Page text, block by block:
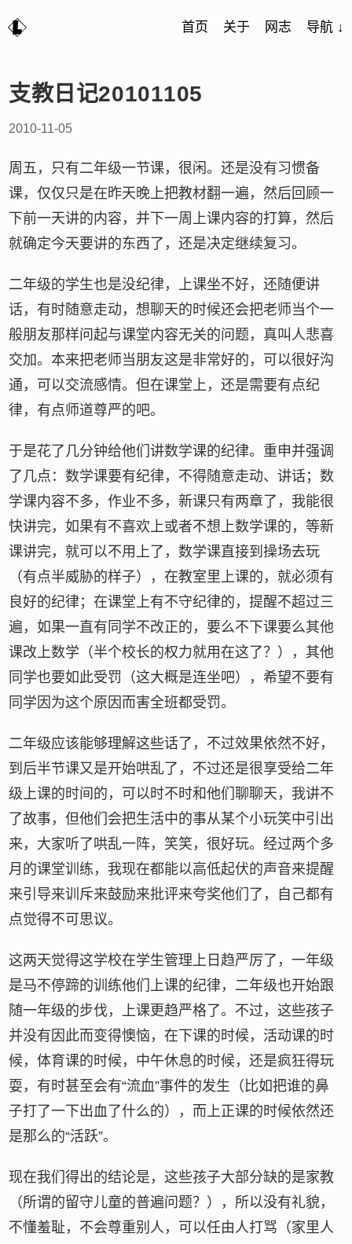
首页 关于 网志 导航 ↓
支教日记20101105
2010-11-05
周五，只有二年级一节课，很闲。还是没有习惯备
课，仅仅只是在昨天晚上把教材翻一遍，然后回顾一
下前一天讲的内容，并下一周上课内容的打算，然后
就确定今天要讲的东西了，还是决定继续复习。
二年级的学生也是没纪律，上课坐不好，还随便讲
话，有时随意走动，想聊天的时候还会把老师当个一
般朋友那样问起与课堂内容无关的问题，真叫人悲喜
交加。本来把老师当朋友这是非常好的，可以很好沟
通，可以交流感情。但在课堂上，还是需要有点纪
律，有点师道尊严的吧。
于是花了几分钟给他们讲数学课的纪律。重申并强调
了几点：数学课要有纪律，不得随意走动、讲话；数
学课内容不多，作业不多，新课只有两章了，我能很
快讲完，如果有不喜欢上或者不想上数学课的，等新
课讲完，就可以不用上了，数学课直接到操场去玩
（有点半威胁的样子），在教室里上课的，就必须有
良好的纪律；在课堂上有不守纪律的，提醒不超过三
遍，如果一直有同学不改正的，要么不下课要么其他
课改上数学（半个校长的权力就用在这了？），其他
同学也要如此受罚（这大概是连坐吧），希望不要有
同学因为这个原因而害全班都受罚。
二年级应该能够理解这些话了，不过效果依然不好，
到后半节课又是开始哄乱了，不过还是很享受给二年
级上课的时间的，可以时不时和他们聊聊天，我讲不
了故事，但他们会把生活中的事从某个小玩笑中引出
来，大家听了哄乱一阵，笑笑，很好玩。经过两个多
月的课堂训练，我现在都能以高低起伏的声音来提醒
来引导来训斥来鼓励来批评来夸奖他们了，自己都有
点觉得不可思议。
这两天觉得这学校在学生管理上日趋严厉了，一年级
是马不停蹄的训练他们上课的纪律，二年级也开始跟
随一年级的步伐，上课更趋严格了。不过，这些孩子
并没有因此而变得懊恼，在下课的时候，活动课的时
候，体育课的时候，中午休息的时候，还是疯狂得玩
耍，有时甚至会有“流血”事件的发生（比如把谁的鼻
子打了一下出血了什么的），而上正课的时候依然还
是那么的“活跃”。
现在我们得出的结论是，这些孩子大部分缺的是家教
（所谓的留守儿童的普遍问题？），所以没有礼貌，
不懂羞耻，不会尊重别人，可以任由人打骂（家里人